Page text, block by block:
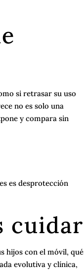
si retrasar su uso
no es solo una
y compara sin
es desprotección
cuidar
hijos con el móvil, qué
evolutiva y clínica,